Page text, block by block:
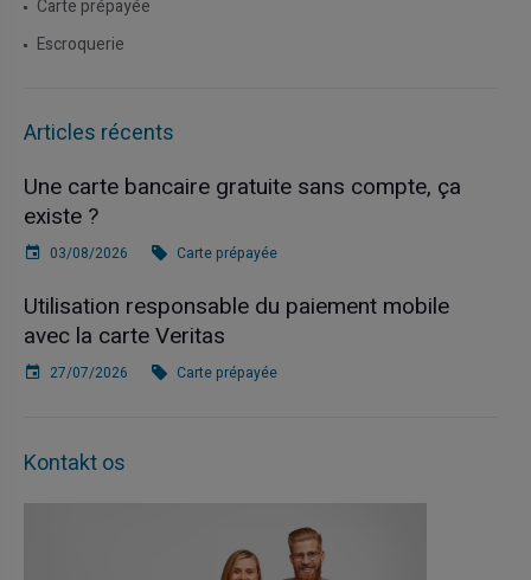
Carte prépayée
Escroquerie
Articles récents
Une carte bancaire gratuite sans compte, ça
existe ?
03/08/2026 Carte prépayée
Utilisation responsable du paiement mobile
avec la carte Veritas
27/07/2026 Carte prépayée
Kontakt os